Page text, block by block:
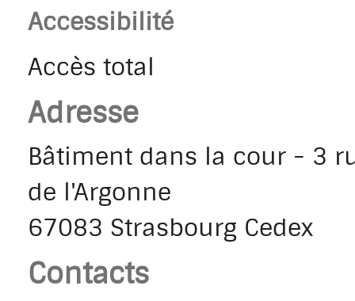
Accessibilité
Accès total
Adresse
Bâtiment dans la cour - 3
de l'Argonne
67083 Strasbourg Cedex
Contacts